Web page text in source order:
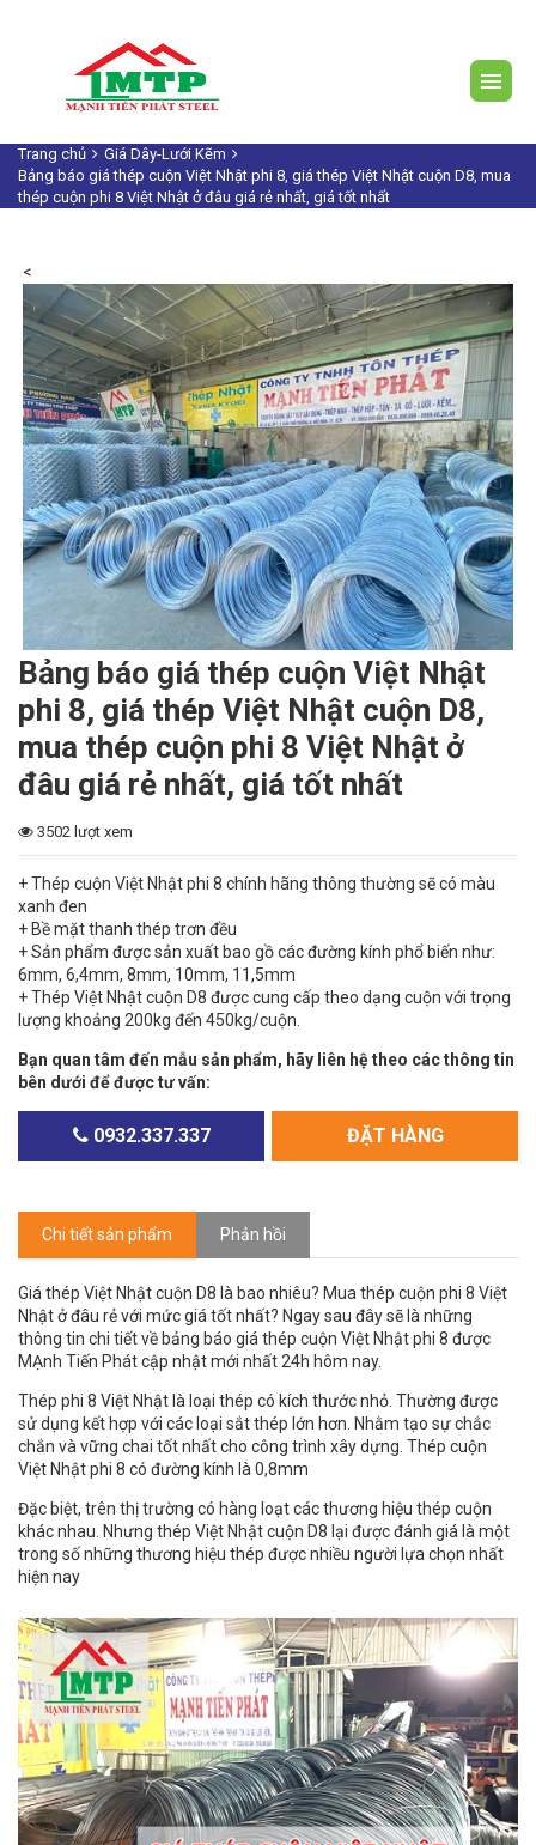
Trang chủ
Giá Dây-Lưới Kẽm
Bảng báo giá thép cuộn Việt Nhật phi 8, giá thép Việt Nhật cuộn D8, mua
thép cuộn phi 8 Việt Nhật ở đâu giá rẻ nhất, giá tốt nhất
<
Bảng báo giá thép cuộn Việt Nhật
phi 8, giá thép Việt Nhật cuộn D8,
mua thép cuộn phi 8 Việt Nhật ở
đâu giá rẻ nhất, giá tốt nhất
3502 lượt xem
+ Thép cuộn Việt Nhật phi 8 chính hãng thông thường sẽ có màu
xanh đen
+ Bề mặt thanh thép trơn đều
+ Sản phẩm được sản xuất bao gồ các đường kính phổ biến như:
6mm, 6,4mm, 8mm, 10mm, 11,5mm
+ Thép Việt Nhật cuộn D8 được cung cấp theo dạng cuộn với trọng
lượng khoảng 200kg đến 450kg/cuộn.
Bạn quan tâm đến mẫu sản phẩm, hãy liên hệ theo các thông tin
bên dưới để được tư vấn:
0932.337.337 ĐẶT HÀNG
Chi tiết sản phẩm Phản hồi
Giá thép Việt Nhật cuộn D8 là bao nhiêu? Mua thép cuộn phi 8 Việt
Nhật ở đâu rẻ với mức giá tốt nhất? Ngay sau đây sẽ là những
thông tin chi tiết về bảng báo giá thép cuộn Việt Nhật phi 8 được
MẠnh Tiến Phát cập nhật mới nhất 24h hôm nay.
Thép phi 8 Việt Nhật là loại thép có kích thước nhỏ. Thường được
sử dụng kết hợp với các loại sắt thép lớn hơn. Nhằm tạo sự chắc
chắn và vững chai tốt nhất cho công trình xây dựng. Thép cuộn
Việt Nhật phi 8 có đường kính là 0,8mm
Đặc biệt, trên thị trường có hàng loạt các thương hiệu thép cuộn
khác nhau. Nhưng thép Việt Nhật cuộn D8 lại được đánh giá là một
trong số những thương hiệu thép được nhiều người lựa chọn nhất
hiện nay